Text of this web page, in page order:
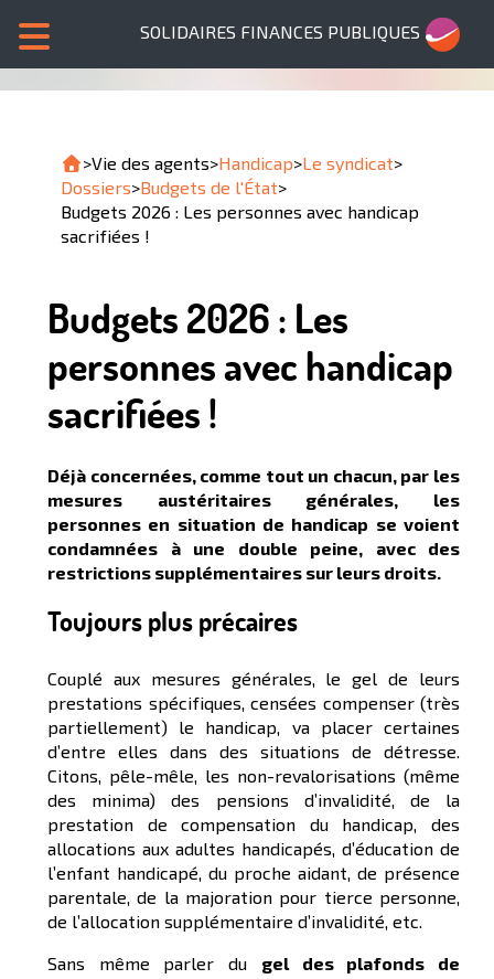
SOLIDAIRES FINANCES PUBLIQUES
>Vie des agents>Handicap>Le syndicat>
Dossiers>Budgets de l'État>
Budgets 2026 : Les personnes avec handicap
sacrifiées !
Budgets 2026 : Les
personnes avec handicap
sacrifiées !
Déjà concernées, comme tout un chacun, par les
mesures austéritaires générales, les
personnes en situation de handicap se voient
condamnées à une double peine, avec des
restrictions supplémentaires sur leurs droits.
Toujours plus précaires
Couplé aux mesures générales, le gel de leurs
prestations spécifiques, censées compenser (très
partiellement) le handicap, va placer certaines
d’entre elles dans des situations de détresse.
Citons, pêle-mêle, les non-revalorisations (même
des minima) des pensions d’invalidité, de la
prestation de compensation du handicap, des
allocations aux adultes handicapés, d’éducation de
l’enfant handicapé, du proche aidant, de présence
parentale, de la majoration pour tierce personne,
de l’allocation supplémentaire d’invalidité, etc.
Sans même parler du gel des plafonds de